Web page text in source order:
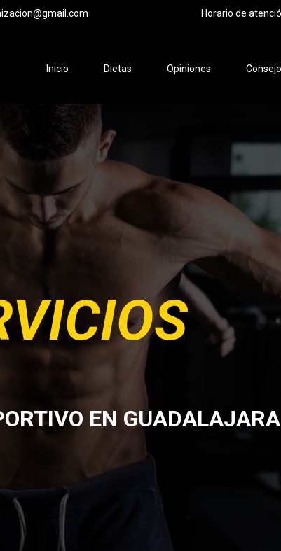
Horario de
Inicio Dietas Opiniones
Opiniones Servicios
EN GUADALAJARA